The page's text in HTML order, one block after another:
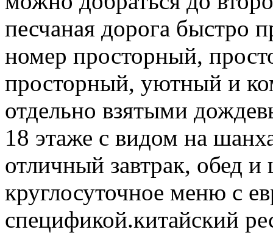
песчаная дорога быстро
номер просторный,
просторный, уютный и
отдельно взятыми
18 этаже с видом на
отличный завтрак, обед
круглосуточное меню с
спецификой.китайский